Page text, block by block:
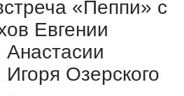
«Пеппи» с
Евгении
Озерского